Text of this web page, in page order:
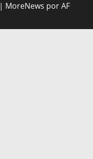
| MoreNews por AF